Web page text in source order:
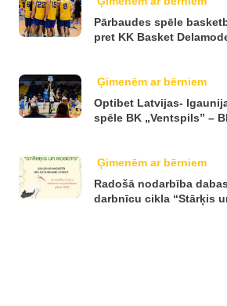
Pārbaudes spēle
pret KK Basket
Ģimenēm ar bērniem
Optibet Latvijas-
spēle BK „Ventspils” –
Ģimenēm ar bērniem
Radošā nodarbība
darbnīcu cikla “Stārķis